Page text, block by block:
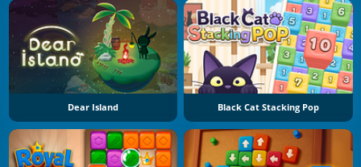
Dear Island Black Cat Stacking Pop